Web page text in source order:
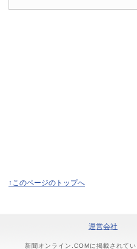
↑このページのトップへ
運営会社
新聞オンライン.COMに掲載されて